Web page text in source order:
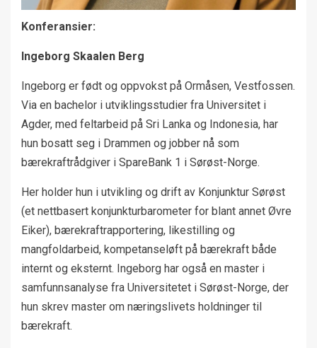
Konferansier:
Ingeborg Skaalen Berg
Ingeborg er født og oppvokst på Ormåsen, Vestfossen.
Via en bachelor i utviklingsstudier fra Universitet i
Agder, med feltarbeid på Sri Lanka og Indonesia, har
hun bosatt seg i Drammen og jobber nå som
bærekraftrådgiver i SpareBank 1 i Sørøst-Norge.
Her holder hun i utvikling og drift av Konjunktur Sørøst
(et nettbasert konjunkturbarometer for blant annet Øvre
Eiker), bærekraftrapportering, likestilling og
mangfoldarbeid, kompetanseløft på bærekraft både
internt og eksternt. Ingeborg har også en master i
samfunnsanalyse fra Universitetet i Sørøst-Norge, der
hun skrev master om næringslivets holdninger til
bærekraft.